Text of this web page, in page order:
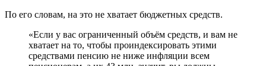
По его словам, на это не хватает бюджетных средств.
«Если у вас ограниченный объём средств, и вам не
хватает на то, чтобы проиндексировать этими
средствами пенсию не ниже инфляции всем